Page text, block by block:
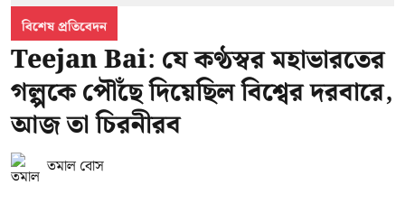
বিশেষ প্রতিবেদন
Teejan Bai: যে কণ্ঠস্বর মহাভারতের
গল্পকে পৌঁছে দিয়েছিল বিশ্বের দরবারে,
আজ তা চিরনীরব
তমাল বোস